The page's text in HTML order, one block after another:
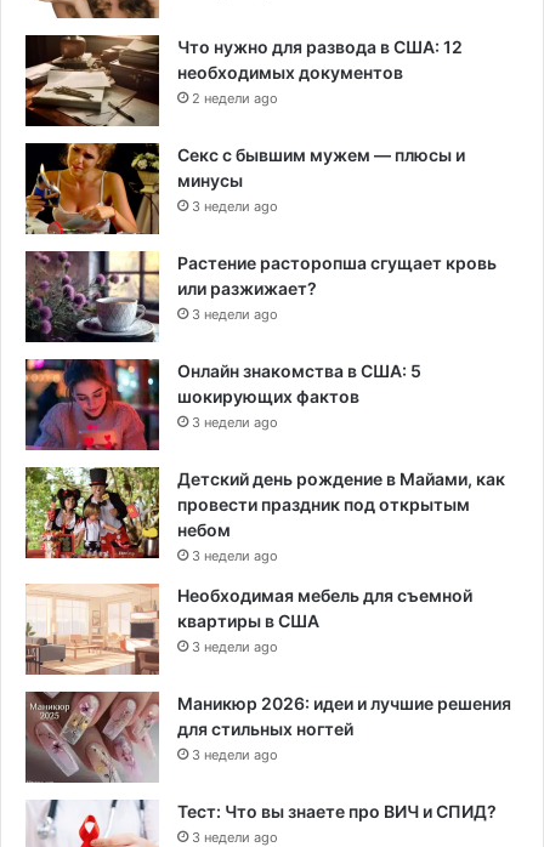
Что нужно для развода в США: 12
необходимых документов
2 недели ago
Секс с бывшим мужем — плюсы и
минусы
3 недели ago
Растение расторопша сгущает кровь
или разжижает?
3 недели ago
Онлайн знакомства в США: 5
шокирующих фактов
3 недели ago
Детский день рождение в Майами, как
провести праздник под открытым
небом
3 недели ago
Необходимая мебель для съемной
квартиры в США
3 недели ago
Маникюр 2026: идеи и лучшие решения
для стильных ногтей
3 недели ago
Тест: Что вы знаете про ВИЧ и СПИД?
3 недели ago